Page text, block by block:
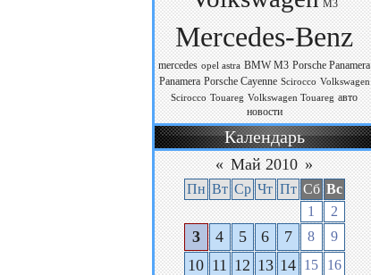
M3
Mercedes-Benz
mercedes opel astra BMW M3 Porsche Panamera
Panamera Porsche Cayenne Scirocco Volkswagen
Scirocco Touareg Volkswagen Touareg авто
новости
Календарь
« Май 2010 »
Пн Вт Ср Чт Пт Сб Вс
1
2
3 4 5 6 7 8 9
10 11 12 13 14 15 16